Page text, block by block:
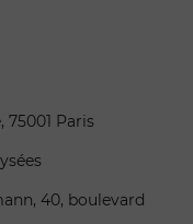
75001 Paris
40, boulevard